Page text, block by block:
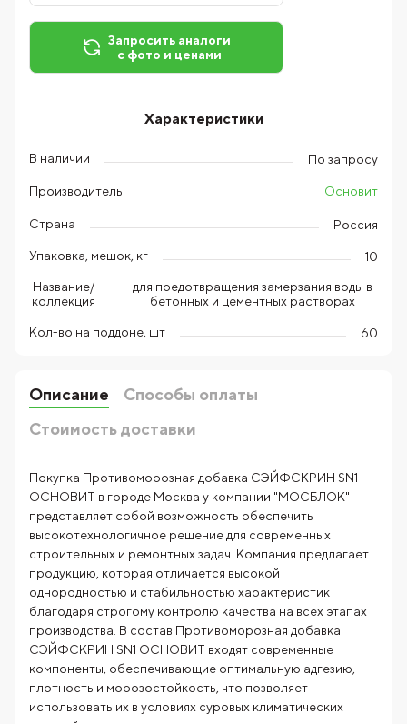
Запросить аналоги
с фото и ценами
Характеристики
В наличии По запросу
Производитель Основит
Страна Россия
Упаковка, мешок, кг 10
Название/
коллекция
для предотвращения замерзания воды в
бетонных и цементных растворах
Кол-во на поддоне, шт 60
Описание
Способы оплаты
Стоимость доставки
Покупка Противоморозная добавка СЭЙФСКРИН SN1
ОСНОВИТ в городе Москва у компании "МОСБЛОК"
представляет собой возможность обеспечить
высокотехнологичное решение для современных
строительных и ремонтных задач. Компания предлагает
продукцию, которая отличается высокой
однородностью и стабильностью характеристик
благодаря строгому контролю качества на всех этапах
производства. В состав Противоморозная добавка
СЭЙФСКРИН SN1 ОСНОВИТ входят современные
компоненты, обеспечивающие оптимальную адгезию,
плотность и морозостойкость, что позволяет
использовать их в условиях суровых климатических